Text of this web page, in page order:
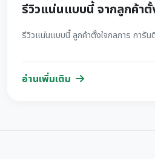
รีวิวแน่นแบบนี้ จากลูกค้าตั้
รีวิวแน่นแบบนี้ ลูกค้าตั้งใจกลการ การัน
อ่านเพิ่มเติม